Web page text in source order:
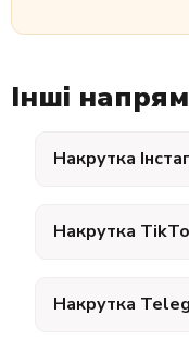
Інші
Накрутка
Накрутка
Накрутка